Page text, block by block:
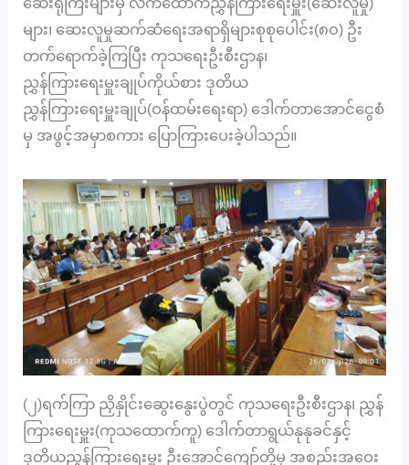
များ၊ ဆေးလူမှုဆက်ဆံရေးအရာရှိများစုစုပေါင်း(၈၀) ဦး
တက်ရောက်ခဲ့ကြပြီး ကုသရေးဦးစီးဌာန၊
ညွှန်ကြားရေးမှူးချုပ်ကိုယ်စား ဒုတိယ
ညွှန်ကြားရေးမှူးချုပ်(ဝန်ထမ်းရေးရာ) ဒေါက်တာအောင်ငွေစံ
မှ အဖွင့်အမှာစကား ပြောကြားပေးခဲ့ပါသည်။
(၂)ရက်ကြာ ညှိနှိုင်းဆွေးနွေးပွဲတွင် ကုသရေးဦးစီးဌာန၊ ညွှန်
ကြားရေးမှူး(ကုသထောက်ကူ) ဒေါက်တာရွယ်နုနုခင်နှင့်
ဒုတိယညွှန်ကြားရေးမှူး ဦးအောင်ကျော်တို့မှ အစည်းအဝေး